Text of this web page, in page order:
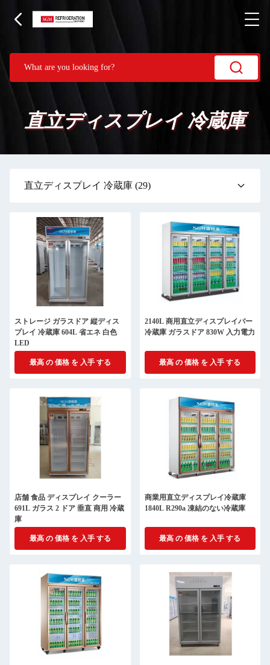
直立ディスプレイ 冷蔵庫
直立ディスプレイ 冷蔵庫 (29)
ストレージ ガラスドア 縦ディス
プレイ 冷蔵庫 604L 省エネ 白色
LED
最高 の 価格 を 入手 する
2140L 商用直立ディスプレイバー
冷蔵庫 ガラスドア 830W 入力電力
最高 の 価格 を 入手 する
店舗 食品 ディスプレイ クーラー
691L ガラス 2 ドア 垂直 商用 冷蔵
庫
最高 の 価格 を 入手 する
商業用直立ディスプレイ冷蔵庫
1840L R290a 凍結のない冷蔵庫
最高 の 価格 を 入手 する